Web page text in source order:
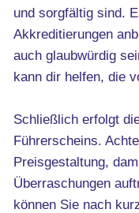
und sorgfältig sind.
Akkreditierungen
auch glaubwürdig
kann dir helfen, die
Schließlich erfolgt
Führerscheins.
Preisgestaltung,
Überraschungen
können Sie nach